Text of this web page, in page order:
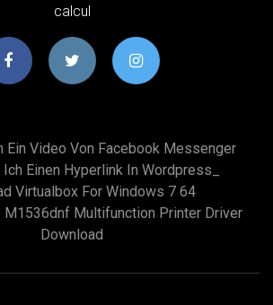
calcul
Ein Video Von Facebook Messenger
Einen Hyperlink In Wordpress_
Virtualbox For Windows 7 64
M1536dnf Multifunction Printer Driver
Download